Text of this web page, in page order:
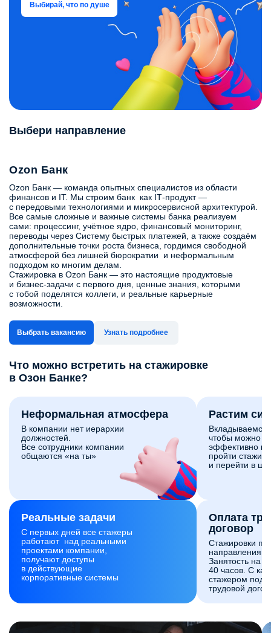
Выбирай, что по душе
Выбери направление
Ozon Банк
Ozon Банк — команда опытных специалистов из области
финансов и IT. Мы строим банк как IT‑продукт —
с передовыми технологиями и микросервисной архитектурой.
Все самые сложные и важные системы банка реализуем
сами: процессинг, учётное ядро, финансовый мониторинг,
переводы через Систему быстрых платежей, а также создаём
дополнительные точки роста бизнеса, гордимся свободной
атмосферой без лишней бюрократии и неформальным
подходом ко многим делам.
Стажировка в Ozon Банк — это настоящие продуктовые
и бизнес-задачи с первого дня, ценные знания, которыми
с тобой поделятся коллеги, и реальные карьерные
возможности.
Выбрать вакансию Узнать подробнее
Что можно встретить на стажировке
в Озон Банке?
Неформальная атмосфера
В компании нет иерархии
должностей.
Все сотрудники компании
общаются «на ты»
Реальные задачи
С первых дней все стажеры
работают над реальными
проектами компании,
получают доступы
в действующие
корпоративные системы
Растим
Вкладываемся
чтобы можно
эффективно и
пройти
и перейти в
Оплата
договор
Стажировки по
направлениям
Занятость на
40 часов. С
стажером
трудовой